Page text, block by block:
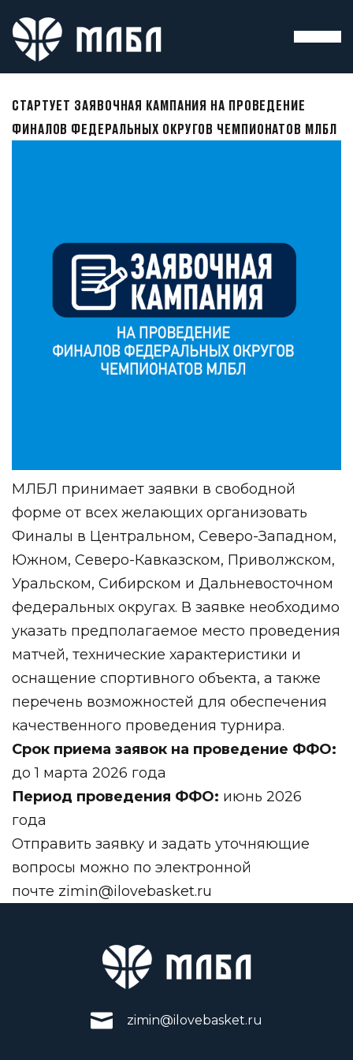
СТАРТУЕТ ЗАЯВОЧНАЯ КАМПАНИЯ НА ПРОВЕДЕНИЕ
ФИНАЛОВ ФЕДЕРАЛЬНЫХ ОКРУГОВ ЧЕМПИОНАТОВ МЛБЛ
МЛБЛ принимает заявки в свободной
форме от всех желающих организовать
Финалы в Центральном, Северо-Западном,
Южном, Северо-Кавказском, Приволжском,
Уральском, Сибирском и Дальневосточном
федеральных округах. В заявке необходимо
указать предполагаемое место проведения
матчей, технические характеристики и
оснащение спортивного объекта, а также
перечень возможностей для обеспечения
качественного проведения турнира.
Срок приема заявок на проведение ФФО:
до 1 марта 2026 года
Период проведения ФФО: июнь 2026
года
Отправить заявку и задать уточняющие
вопросы можно по электронной
почте zimin@ilovebasket.ru
zimin@ilovebasket.ru